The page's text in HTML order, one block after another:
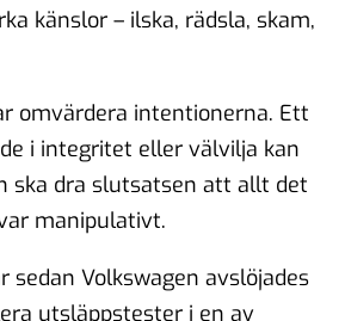
känslor – ilska, rädsla, skam,
omvärdera intentionerna. Ett
i integritet eller välvilja kan
ska dra slutsatsen att allt det
manipulativt.
sedan Volkswagen avslöjades
utsläppstester i en av